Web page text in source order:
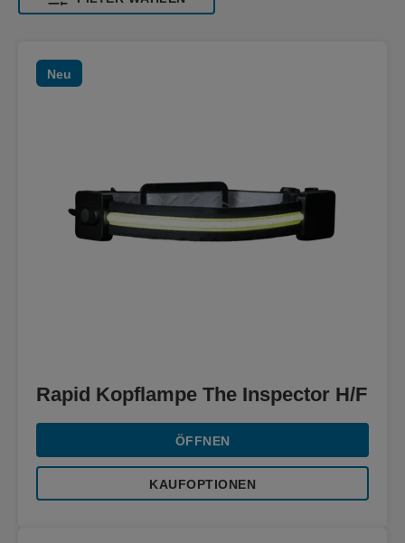
Neu
Rapid Kopflampe The Inspector H/F
ÖFFNEN
KAUFOPTIONEN